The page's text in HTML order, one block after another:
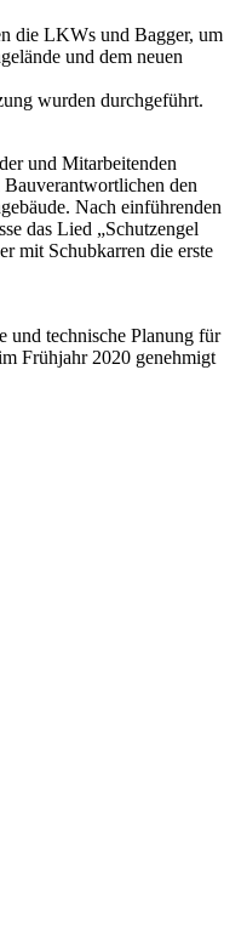
die LKWs und Bagger, um
und dem neuen
wurden durchgeführt.
und Mitarbeitenden
Bauverantwortlichen den
Nach einführenden
das Lied „Schutzengel
mit Schubkarren die erste
und technische Planung für
Frühjahr 2020 genehmigt